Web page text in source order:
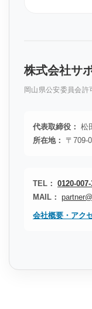
株式会社サ
岡山県公安委員会
代表取締役： 松
所在地：
〒709-
TEL： 0120-
MAIL：
会社概要・アク